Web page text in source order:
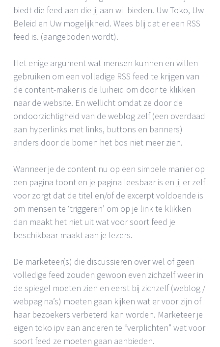
biedt die feed aan die jij aan wil bieden. Uw Toko, Uw
Beleid en Uw mogelijkheid. Wees blij dat er een RSS
feed is. (aangeboden wordt).
Het enige argument wat mensen kunnen en willen
gebruiken om een volledige RSS feed te krijgen van
de content-maker is de luiheid om door te klikken
naar de website. En wellicht omdat ze door de
ondoorzichtigheid van de weblog zelf (een overdaad
aan hyperlinks met links, buttons en banners)
anders door de bomen het bos niet meer zien.
Wanneer je de content nu op een simpele manier op
een pagina toont en je pagina leesbaar is en jij er zelf
voor zorgt dat de titel en/of de excerpt voldoende is
om mensen te ‘triggeren’ om op je link te klikken
dan maakt het niet uit wat voor soort feed je
beschikbaar maakt aan je lezers.
De marketeer(s) die discussieren over wel of geen
volledige feed zouden gewoon even zichzelf weer in
de spiegel moeten zien en eerst bij zichzelf (weblog /
webpagina’s) moeten gaan kijken wat er voor zijn of
haar bezoekers verbeterd kan worden. Marketeer je
eigen toko ipv aan anderen te “verplichten” wat voor
soort feed ze moeten gaan aanbieden.